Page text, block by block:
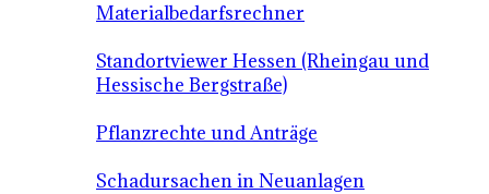
Materialbedarfsrechner
Standortviewer Hessen (Rheingau und
Hessische Bergstraße)
Pflanzrechte und Anträge
Schadursachen in Neuanlagen